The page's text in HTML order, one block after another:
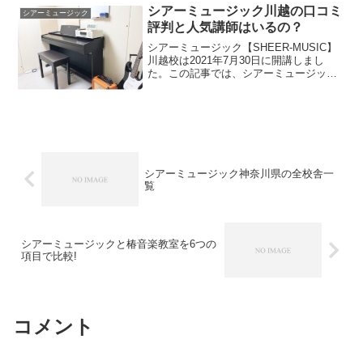
徒歩6分です。☆置きチラ情報シアーミュ
ー...
シアーミュージック
シアーミュージック川越の口コミ
評判と人気講師はいるの？
シアーミュージック【SHEER-MUSIC】
川越校は2021年7月30日に開講しまし
た。この記事では、シアーミュージック
シアーミュージック神奈川県の全校舎一
覧
シアーミュージックと椿音楽教室を6つの
項目で比較!
コメント